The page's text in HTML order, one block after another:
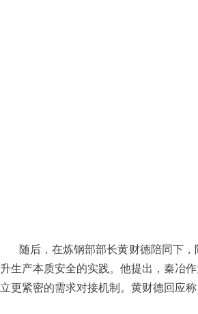
随后，在炼钢部部长黄财德陪同下
升生产本质安全的实践。他提出，秦冶
立更紧密的需求对接机制。黄财德回应